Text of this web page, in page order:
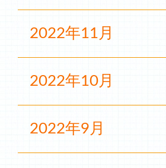
2022年11月
2022年10月
2022年9月